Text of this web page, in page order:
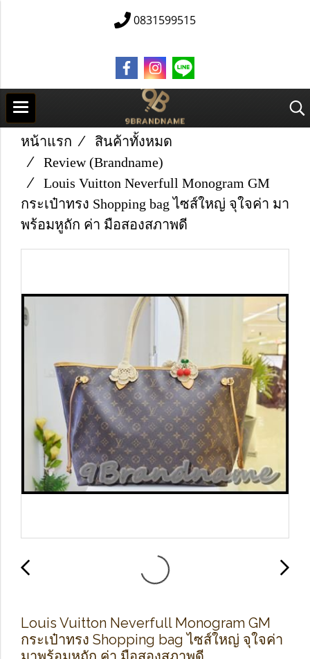
0831599515
หน้าแรก
สินค้าทั้งหมด
Review (Brandname)
Louis Vuitton Neverfull Monogram GM
กระเป๋าทรง Shopping bag ไซส์ใหญ่ จุใจค่า มา
พร้อมหูถัก ค่า มือสองสภาพดี
Louis Vuitton Neverfull Monogram GM
กระเป๋าทรง Shopping bag ไซส์ใหญ่ จุใจค่า